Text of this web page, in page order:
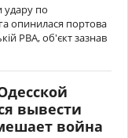
удару по
опинилася портова
РВА, об'єкт зазнав
вывести
война